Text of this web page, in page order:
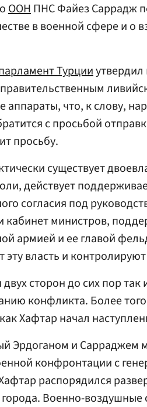
ООНПНС Файез Саррадж
в военной сфере и
Турции
аппараты, что, к слову,
с просьбой
просьбу.
существует
действует
согласия под
кабинет министров,
армией и ее главой
эту власть и
сторон до сих пор
конфликта. Более
Хафтар начал
Эрдоганом и Сарраджем
конфронтации с
распорядился
города. Военно-